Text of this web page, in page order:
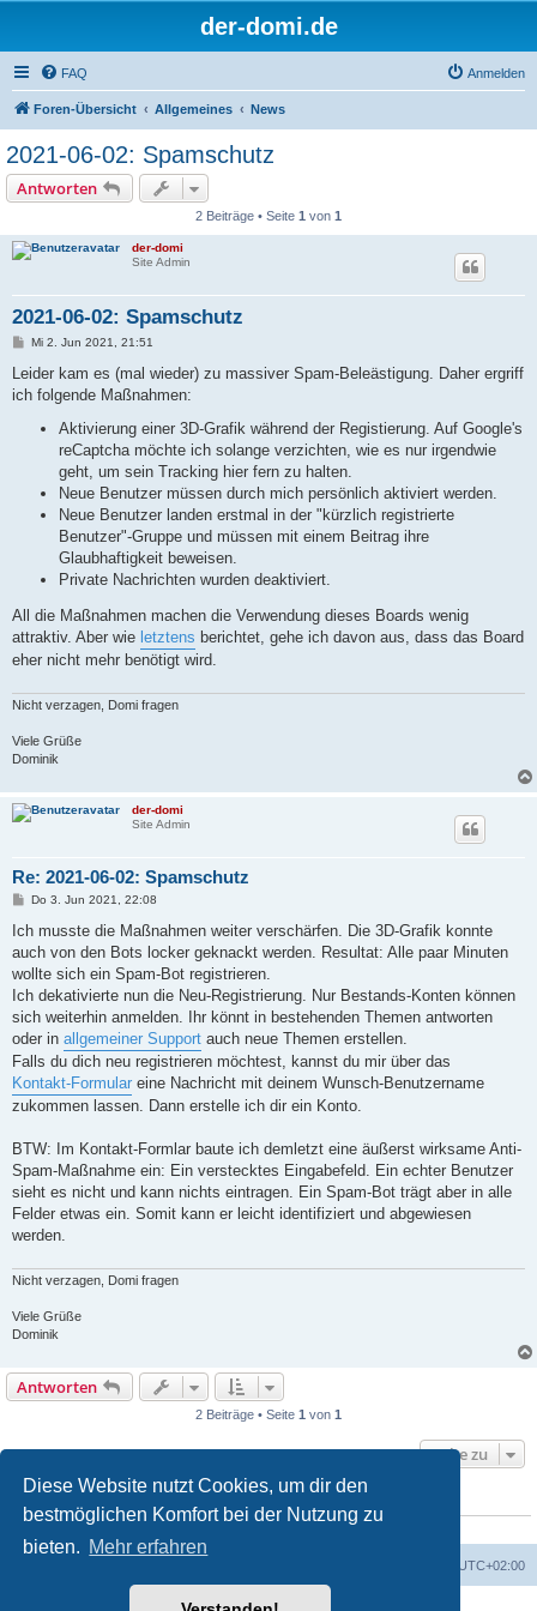
Diese Website nutzt Cookies, um dir den
bestmöglichen Komfort bei der Nutzung zu
bieten. Mehr erfahren
der-domi.de
FAQ Anmelden
Foren-Übersicht Allgemeines News
2021-06-02: Spamschutz
Antworten
2 Beiträge • Seite 1 von 1
der-domi
Site Admin
2021-06-02: Spamschutz
B
i
r
Mi 2. Jun 2021, 21:51
Leider kam es (mal wieder) zu massiver Spam-Beleästigung. Daher ergriff
ich folgende Maßnahmen:
Aktivierung einer 3D-Grafik während der Registierung. Auf Google's
reCaptcha möchte ich solange verzichten, wie es nur irgendwie
geht, um sein Tracking hier fern zu halten.
Neue Benutzer müssen durch mich persönlich aktiviert werden.
Neue Benutzer landen erstmal in der "kürzlich registrierte
Benutzer"-Gruppe und müssen mit einem Beitrag ihre
Glaubhaftigkeit beweisen.
Private Nachrichten wurden deaktiviert.
All die Maßnahmen machen die Verwendung dieses Boards wenig
attraktiv. Aber wie letztens berichtet, gehe ich davon aus, dass das Board
eher nicht mehr benötigt wird.
Nicht verzagen, Domi fragen
Viele Grüße
Dominik
der-domi
Site Admin
Re: 2021-06-02: Spamschutz
B
i
r
a
Do 3. Jun 2021, 22:08
Ich musste die Maßnahmen weiter verschärfen. Die 3D-Grafik konnte
auch von den Bots locker geknackt werden. Resultat: Alle paar Minuten
wollte sich ein Spam-Bot registrieren.
Ich dekativierte nun die Neu-Registrierung. Nur Bestands-Konten können
sich weiterhin anmelden. Ihr könnt in bestehenden Themen antworten
oder in allgemeiner Support auch neue Themen erstellen.
Falls du dich neu registrieren möchtest, kannst du mir über das
Kontakt-Formular eine Nachricht mit deinem Wunsch-Benutzername
zukommen lassen. Dann erstelle ich dir ein Konto.
BTW: Im Kontakt-Formlar baute ich demletzt eine äußerst wirksame Anti-
Spam-Maßnahme ein: Ein verstecktes Eingabefeld. Ein echter Benutzer
sieht es nicht und kann nichts eintragen. Ein Spam-Bot trägt aber in alle
Felder etwas ein. Somit kann er leicht identifiziert und abgewiesen
werden.
Nicht verzagen, Domi fragen
Viele Grüße
Dominik
Antworten
2 Beiträge • Seite 1 von 1
Gehe zu
WER IST ONLINE?
Mitglieder in diesem Forum:
UTC+02:00
Powered byphpBB® Forum Software © phpBB Limited